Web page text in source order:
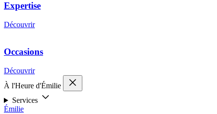
Expertise
Découvrir
Occasions
Découvrir
À l'Heure d'Émilie
Services
Émilie